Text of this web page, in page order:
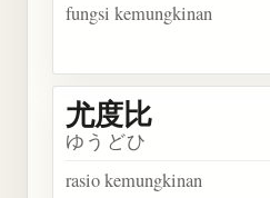
fungsi kemungkinan
尤度比
ゆうどひ
rasio kemungkinan